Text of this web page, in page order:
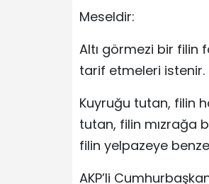
Meseldir:
Altı görmezi bir filin
tarif etmeleri istenir.
Kuyruğu tutan, filin
tutan, filin mızrağa
filin yelpazeye
AKP’li